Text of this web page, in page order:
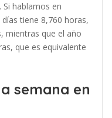
hablamos en
tiene 8,760 horas,
mientras que el año
que es equivalente
semana en